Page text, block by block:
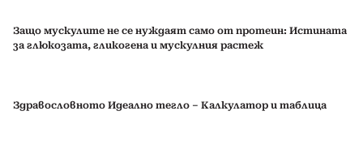
Защо мускулите не се нуждаят само от протеин: Истината
за глюкозата, гликогена и мускулния растеж
Здравословното Идеално тегло – Калкулатор и таблица